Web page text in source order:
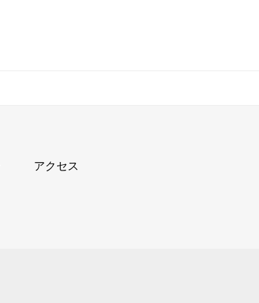
アクセス